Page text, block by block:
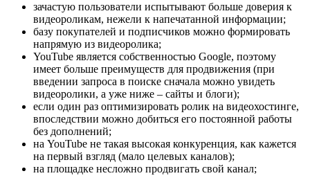
зачастую пользователи испытывают больше доверия к
видеороликам, нежели к напечатанной информации;
базу покупателей и подписчиков можно формировать
напрямую из видеоролика;
YouTube является собственностью Google, поэтому
имеет больше преимуществ для продвижения (при
введении запроса в поиске сначала можно увидеть
видеоролики, а уже ниже – сайты и блоги);
если один раз оптимизировать ролик на видеохостинге,
впоследствии можно добиться его постоянной работы
без дополнений;
на YouTube не такая высокая конкуренция, как кажется
на первый взгляд (мало целевых каналов);
на площадке несложно продвигать свой канал;